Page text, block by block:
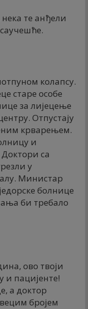
те анђели
колапсу.
старе особе
за лијецење
Отпустају
крварењем.
и
са
у
Министар
болнице
би требало
ово твоји
и пацијенте!
а доктор
бројем